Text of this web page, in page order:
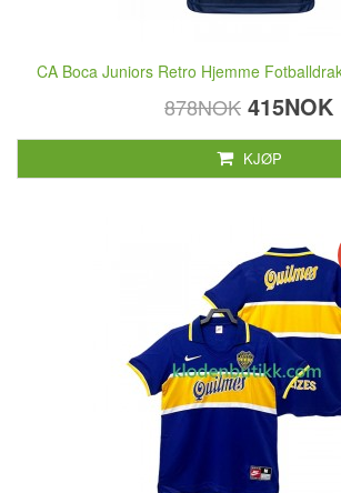
CA Boca Juniors Retro Hjemme
878NOK 415NOK
KJØP